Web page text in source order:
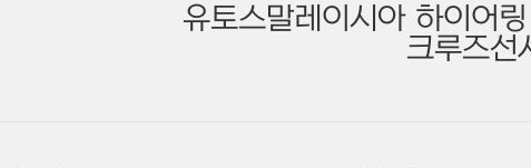
유토스말레이시아 하이어
크루즈선